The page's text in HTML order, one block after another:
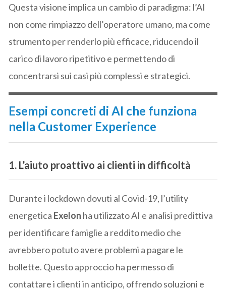
Questa visione implica un cambio di paradigma: l’AI
non come rimpiazzo dell’operatore umano, ma come
strumento per renderlo più efficace, riducendo il
carico di lavoro ripetitivo e permettendo di
concentrarsi sui casi più complessi e strategici.
Esempi concreti di AI che funziona
nella Customer Experience
1. L’aiuto proattivo ai clienti in difficoltà
Durante i lockdown dovuti al Covid-19, l’utility
energetica Exelon ha utilizzato AI e analisi predittiva
per identificare famiglie a reddito medio che
avrebbero potuto avere problemi a pagare le
bollette. Questo approccio ha permesso di
contattare i clienti in anticipo, offrendo soluzioni e